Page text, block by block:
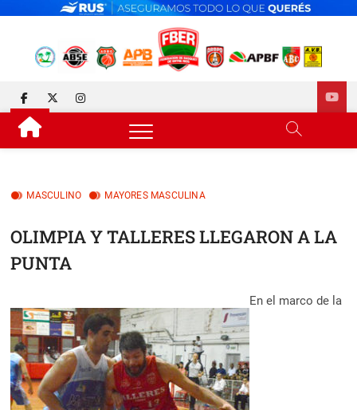
FEDERACIÓN DE BÁSQUET
DE ENTRE RÍOS
facebook
twitterinstagram
MASCULINO MAYORES MASCULINA
OLIMPIA Y TALLERES LLEGARON A LA
PUNTA
En el marco de la